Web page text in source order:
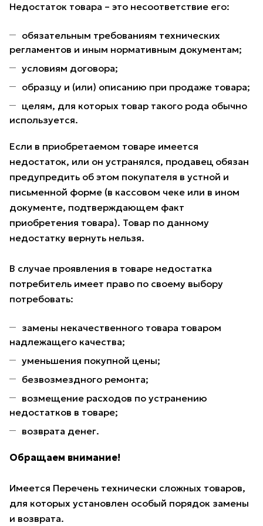
Недостаток товара – это несоответствие его:
обязательным требованиям технических
регламентов и иным нормативным документам;
условиям договора;
образцу и (или) описанию при продаже товара;
целям, для которых товар такого рода обычно
используется.
Если в приобретаемом товаре имеется
недостаток, или он устранялся, продавец обязан
предупредить об этом покупателя в устной и
письменной форме (в кассовом чеке или в ином
документе, подтверждающем факт
приобретения товара). Товар по данному
недостатку вернуть нельзя.
В случае проявления в товаре недостатка
потребитель имеет право по своему выбору
потребовать:
замены некачественного товара товаром
надлежащего качества;
уменьшения покупной цены;
безвозмездного ремонта;
возмещение расходов по устранению
недостатков в товаре;
возврата денег.
Обращаем внимание!
Имеется Перечень технически сложных товаров,
для которых установлен особый порядок замены
и возврата.